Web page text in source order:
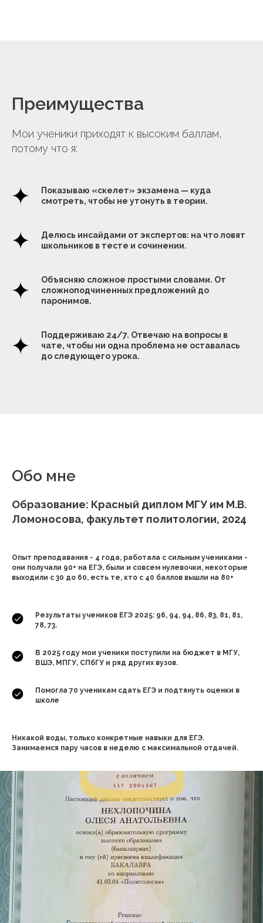
Преимущества
Мои ученики приходят к высоким баллам,
потому что я:
Показываю «скелет» экзамена — куда
смотреть, чтобы не утонуть в теории.
Делюсь инсайдами от экспертов: на что ловят
школьников в тесте и сочинении.
Объясняю сложное простыми словами. От
сложноподчиненных предложений до
паронимов.
Поддерживаю 24/7. Отвечаю на вопросы в
чате, чтобы ни одна проблема не оставалась
до следующего урока.
Обо мне
Образование: Красный диплом МГУ им М.В.
Ломоносова, факультет политологии, 2024
Опыт преподавания - 4 года, работала с сильным учениками -
они получали 90+ на ЕГЭ, были и совсем нулевочки, некоторые
выходили с 30 до 60, есть те, кто с 40 баллов вышли на 80+
Результаты учеников ЕГЭ 2025: 96, 94, 94, 86, 83, 81, 81,
78, 73.
В 2025 году мои ученики поступили на бюджет в МГУ,
ВШЭ, МПГУ, СПбГУ и ряд других вузов.
Помогла 70 ученикам сдать ЕГЭ и подтянуть оценки в
школе
Никакой воды, только конкретные навыки для ЕГЭ.
Занимаемся пару часов в неделю с максимальной отдачей.